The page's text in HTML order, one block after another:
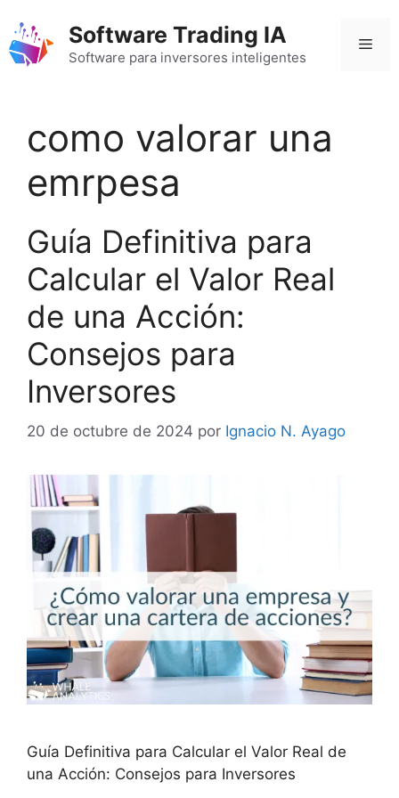
contenido
Software Trading IA
Software para inversores inteligentes
como valorar una
emrpesa
Guía Definitiva para
Calcular el Valor Real
de una Acción:
Consejos para
Inversores
20 de octubre de 2024 por Ignacio N. Ayago
Guía Definitiva para Calcular el Valor Real de
una Acción: Consejos para Inversores